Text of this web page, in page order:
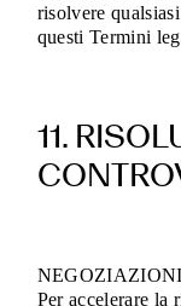
risolvere
questi Termini
11.
Per accelerare la